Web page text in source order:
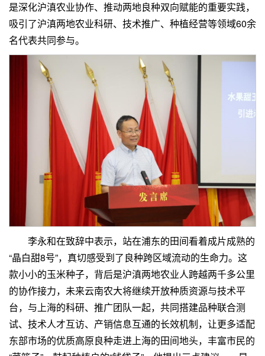
是深化沪滇农业协作、推动两地良种双向赋能的重要实践，
吸引了沪滇两地农业科研、技术推广、种植经营等领域60余
名代表共同参与。
李永和在致辞中表示，站在浦东的田间看着成片成熟的
“晶白甜8号”，真切感受到了良种跨区域流动的生命力。这
款小小的玉米种子，背后是沪滇两地农业人跨越两千多公里
的协作接力，未来云南农大将继续开放种质资源与技术平
台，与上海的科研、推广团队一起，共同搭建品种联合测
试、技术人才互访、产销信息互通的长效机制，让更多适配
东部市场的优质高原良种走进上海的田间地头，丰富市民的